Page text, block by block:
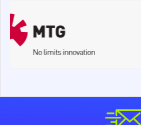
Ходовая часть
Ножи, режущие кромки